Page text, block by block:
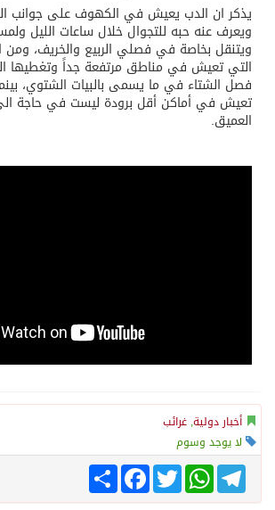
يذكر ان الدب يعيش في الكهوف على جوانب
ويعرف عنه حبه للتجوال خلال ساعات الليل
ويتنقل بخاصة في فصلي الربيع والخريف، ومن
التي تعيش في مناطق مرتفعة جداً وتغطيها
فصل الشتاء في ما يسمى بالبيات الشتوي،
تعيش في أماكن أقل برودة ليست في حاجة
العميق.
أخبار دولية, غرائب
لا يوجد وسوم
انشر
FacebookTwitter
WhatsAppTelegram